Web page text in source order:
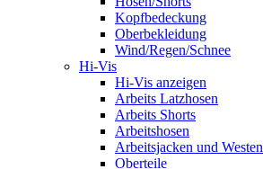
Kopfbedeckung
Oberbekleidung
Wind/Regen/Schnee
Hi-Vis
Hi-Vis anzeigen
Arbeits Latzhosen
Arbeits Shorts
Arbeitshosen
Arbeitsjacken und Westen
Oberteile